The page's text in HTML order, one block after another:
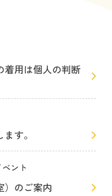
着用は個人の判断
す。
ベント
）のご案内